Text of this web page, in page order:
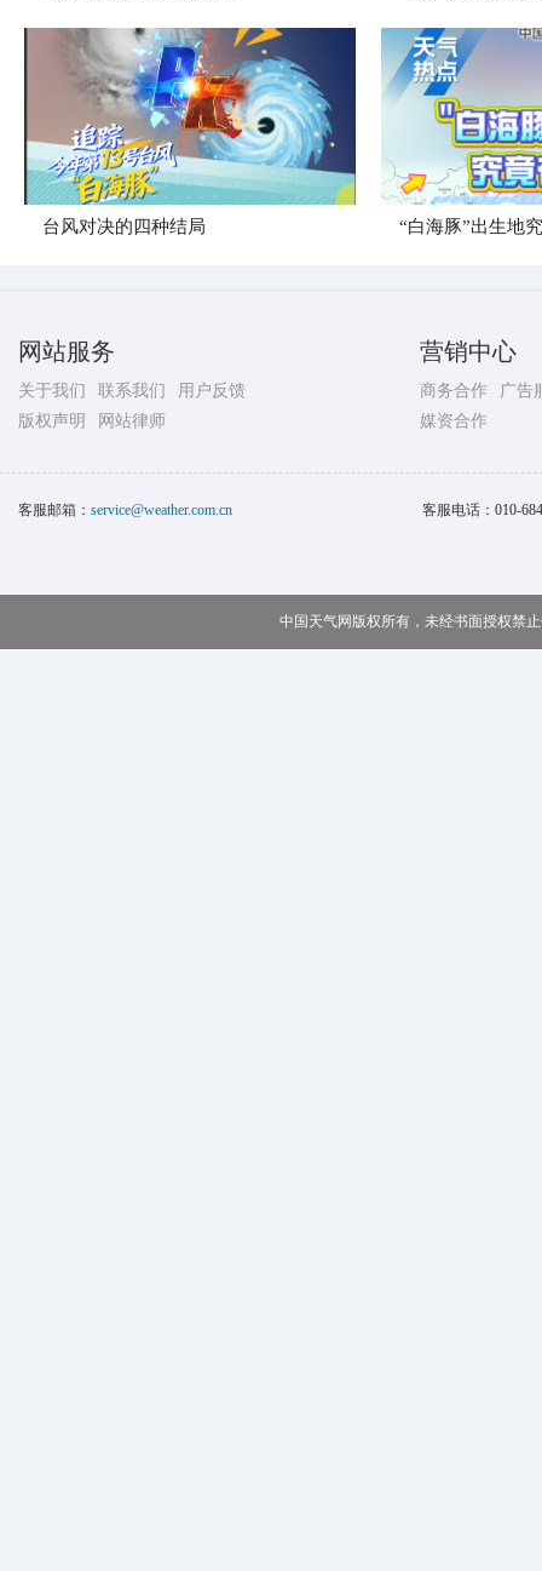
台风对决的四种结局 “白海豚”出生地
网站服务
关于我们 联系我们
用户反馈
版权声明
网站律师
营销中心
商务合作
广告
媒资合作
客服邮箱： service@weather.com.cn 客服电话： 010-
中国天气网版权所有，未经书面授权